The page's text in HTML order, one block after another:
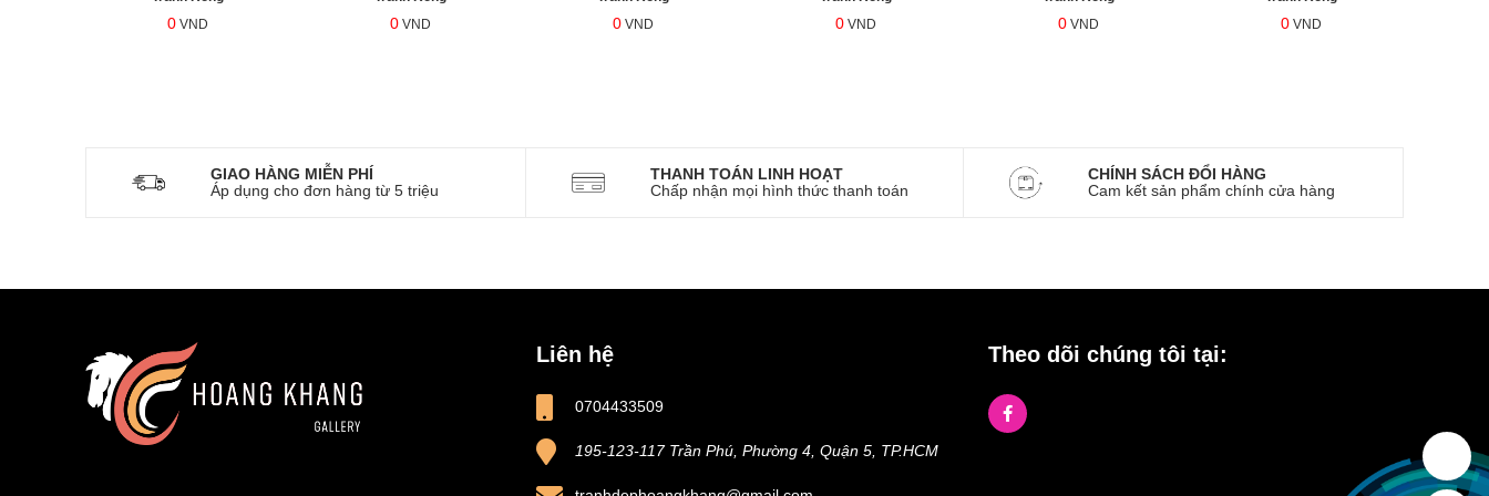
0 VND 0 VND 0 VND 0 VND 0 VND 0 VND
GIAO HÀNG MIỄN PHÍ
Áp dụng cho đơn hàng từ 5 triệu
THANH TOÁN LINH HOẠT
Chấp nhận mọi hình thức thanh toán
CHÍNH SÁCH ĐỔI HÀNG
Cam kết sản phẩm chính cửa hàng
Liên hệ
0704433509
195-123-117 Trần Phú, Phường 4, Quận 5, TP.HCM
Theo dõi chúng tôi tại: